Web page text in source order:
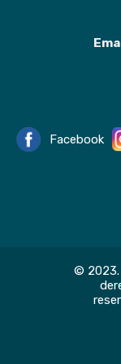
Facebook
© 2023.